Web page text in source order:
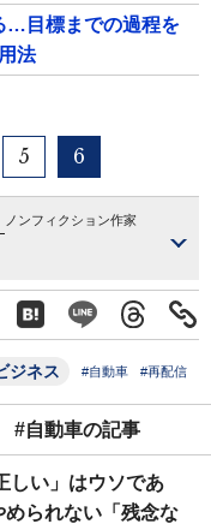
…目標までの過程を
法
5 6
ノンフィクション作家
ジネス #自動車 #再配信
#自動車の記事
しい」はウソであ
められない「残念な